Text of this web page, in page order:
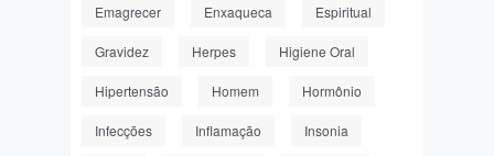
Emagrecer Enxaqueca Espiritual
Gravidez Herpes Higiene Oral
Hipertensão Homem Hormônio
Infecções Inflamação Insonia